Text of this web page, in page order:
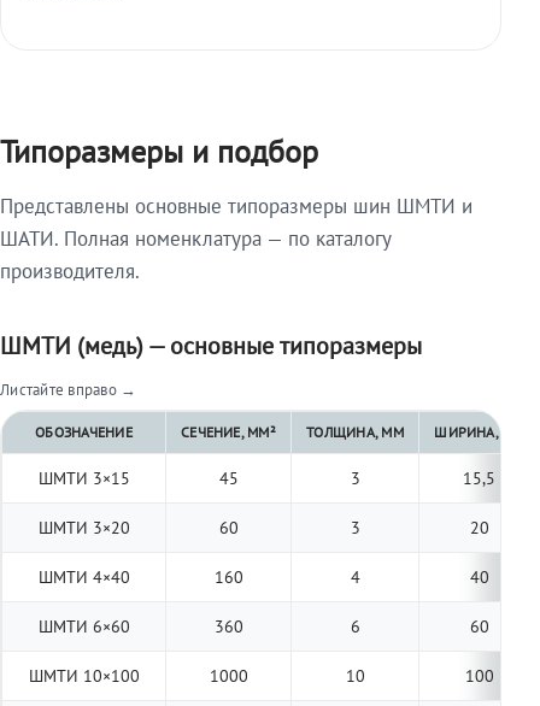
Типоразмеры и подбор
Представлены основные типоразмеры шин ШМТИ и
ШАТИ. Полная номенклатура — по каталогу
производителя.
ШМТИ (медь) — основные типоразмеры
Листайте вправо →
ОБОЗНАЧЕНИЕ СЕЧЕНИЕ, ММ² ТОЛЩИНА, ММ ШИРИНА, ММ
ШМТИ 3×15 45 3 15,5
ШМТИ 3×20 60 3 20
ШМТИ 4×40 160 4 40
ШМТИ 6×60 360 6 60
ШМТИ 10×100 1000 10 100